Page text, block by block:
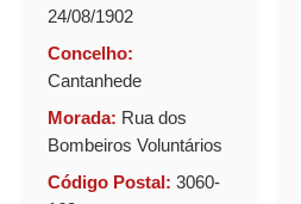
24/08/1902
Concelho:
Cantanhede
Morada: Rua dos
Bombeiros Voluntários
Código Postal: 3060-